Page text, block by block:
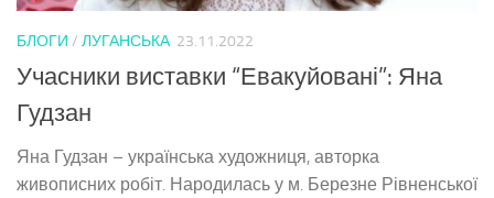
БЛОГИ / ЛУГАНСЬКА 23.11.2022
Учасники виставки “Евакуйовані”: Яна
Гудзан
Яна Гудзан – українська художниця, авторка
живописних робіт. Народилась у м. Березне Рівненської